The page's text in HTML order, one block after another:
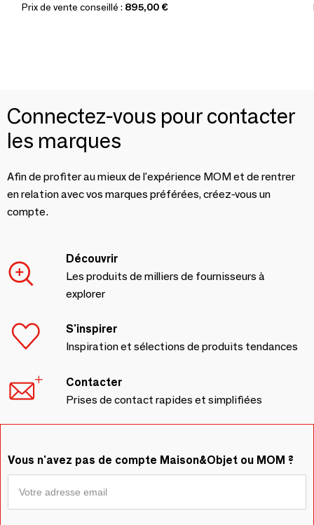
Prix de vente conseillé : 895,00 €
Connectez-vous pour contacter
les marques
Afin de profiter au mieux de l'expérience MOM et de rentrer
en relation avec vos marques préférées, créez-vous un
compte.
Découvrir
Les produits de milliers de fournisseurs à
explorer
S'inspirer
Inspiration et sélections de produits tendances
Contacter
Prises de contact rapides et simplifiées
Vous n'avez pas de compte Maison&Objet ou MOM ?